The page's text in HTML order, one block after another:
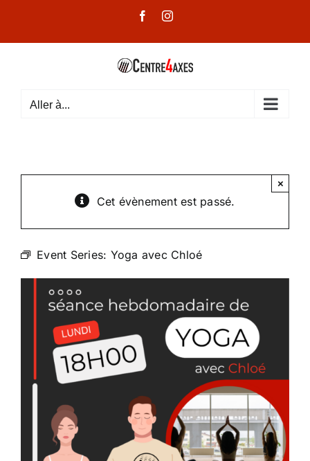
contenu
FacebookInstagram
Aller à...
Cet évènement est passé.
×
Event Series: Yoga avec Chloé